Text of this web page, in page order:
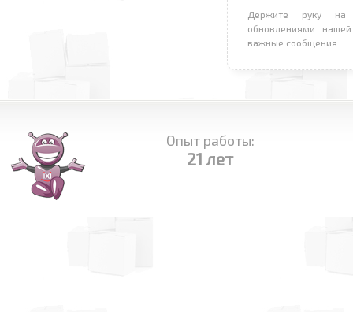
Держите руку на
обновлениями
важные сообщения.
Опыт работы:
21 лет